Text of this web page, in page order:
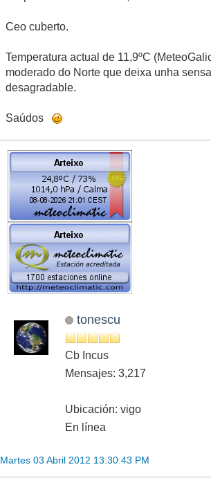
Ceo cuberto.
Temperatura actual de 11,9ºC
moderado do Norte que deixa unha
desagradable.
Saúdos
tonescu
Cb Incus
Mensajes: 3,217
Ubicación: vigo
En línea
Martes 03 Abril 2012 13:30:43 PM